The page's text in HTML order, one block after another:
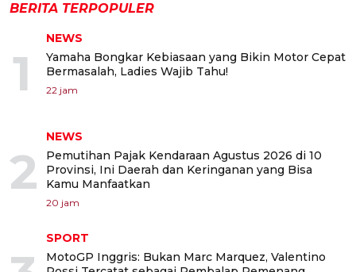
BERITA TERPOPULER
1
NEWS
Yamaha Bongkar Kebiasaan yang Bikin Motor Cepat
Bermasalah, Ladies Wajib Tahu!
22 jam
2
NEWS
Pemutihan Pajak Kendaraan Agustus 2026 di 10
Provinsi, Ini Daerah dan Keringanan yang Bisa
Kamu Manfaatkan
20 jam
SPORT
MotoGP Inggris: Bukan Marc Marquez, Valentino